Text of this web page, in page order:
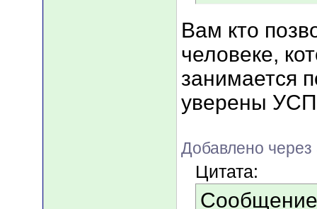
Вам кто
человеке,
занимается
уверены
Добавлено
Цитата: